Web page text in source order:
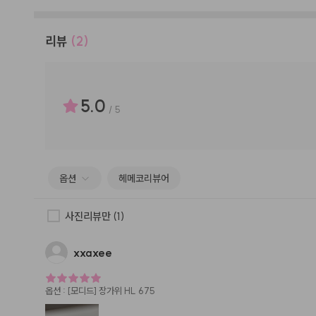
리뷰 (2)
5.0 / 5
옵션 헤메코리뷰어
사진리뷰만 (1)
xxaxee
옵션 : [모디드] 장가위 HL 675